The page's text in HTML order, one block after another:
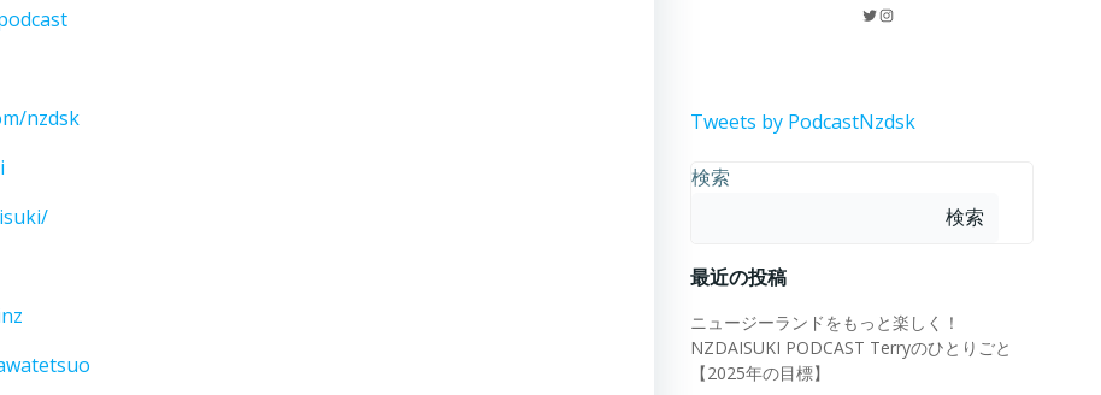
nzdsk
Twitter Instagram
Tweets by PodcastNzdsk
検索
検索
最近の投稿
ニュージーランドをもっと楽しく！
NZDAISUKI PODCAST Terryのひとりごと
【2025年の目標】